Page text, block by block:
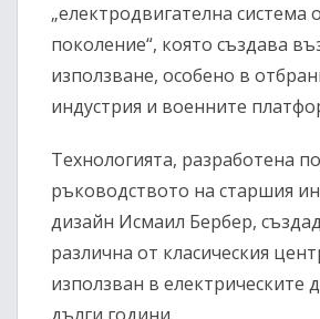
„електродвигателна система
поколение“, която създава
използване, особено в
индустрия и военните
Технологията, разработена
ръководството на старшия
дизайн Исмаил Бербер,
различна от класическия
използван в електрическите